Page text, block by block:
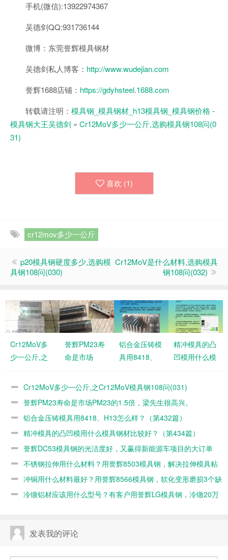
手机(微信):13922974367
吴德剑QQ:931736144
微博：东莞誉辉模具钢材
吴德剑私人博客： http://www.wudejian.com
誉辉1688店铺： https://gdyhsteel.1688.com
转载请注明： 模具钢_模具钢材_h13模具钢_模具钢价格 -
模具钢大王吴德剑 » Cr12MoV多少一公斤,选购模具钢108问(0
31)
喜欢 (1)
cr12mov多少一公斤
p20模具钢硬度多少,选购模
具钢108问(030)
Cr12MoV是什么材料,选购模具
钢108问(032)
Cr12MoV多
少一公斤,之
具钢108问
誉辉PM23寿
命是市场
倍，梁先生很
铝合金压铸模
具用8418、
（第432篇）
精冲模具的凸
凹模用什么模
好？（第434
篇）
Cr12MoV多少一公斤,之Cr12MoV模具钢108问(031)
誉辉PM23寿命是市场PM23的1.5倍，梁先生很高兴。
铝合金压铸模具用8418、H13怎么样？（第432篇）
精冲模具的凸凹模用什么模具钢材比较好？（第434篇）
誉辉DC53模具钢的光洁度好，又赢得新能源车项目的大订单
（第421篇）
不锈钢拉伸用什么材料？用誉辉8503模具钢，解决拉伸模具粘
料有一手（第418篇）
冲铜用什么材料最好？用誉辉8566模具钢，软化变形磨损3个缺
陷同时解决（第417篇）
冷镦铝材应该用什么型号？有客户用誉辉LG模具钢，冷镦20万
发表我的评论